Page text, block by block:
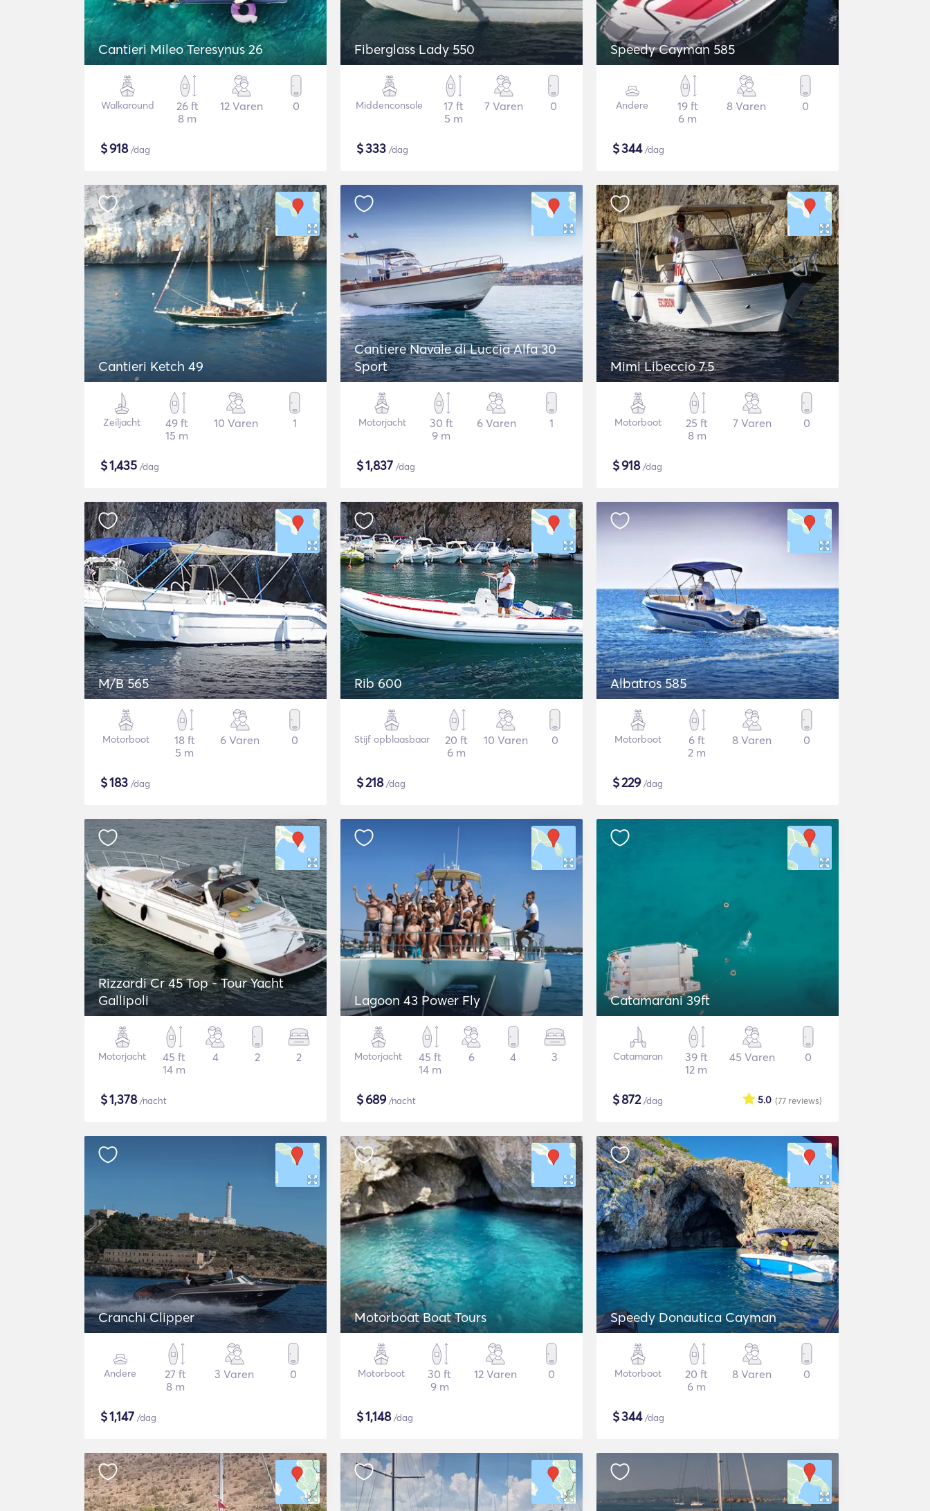
Cantieri Mileo Teresynus 26
Walkaround
26 ft
8 m
12 Varen 0
$918/dag
Fiberglass Lady 550
Middenconsole
17 ft
5 m
7 Varen 0
$333 /dag
Speedy Cayman 585
Andere
19 ft
6 m
8 Varen 0
$344/dag
Cantieri Ketch 49
Zeiljacht
49 ft
15 m
10 Varen 1
$1,435 /dag
Cantiere Navale di Luccia Alfa 30
Sport
Motorjacht
30 ft
9 m
6 Varen 1
$1,837 /dag
Mimi Libeccio 7.5
Motorboot
25 ft
8 m
7 Varen 0
$918/dag
M/B 565
Motorboot
18 ft
5 m
6 Varen 0
$183 /dag
Rib 600
Stijf opblaasbaar
20 ft
6 m
10 Varen 0
$218/dag
Albatros 585
Motorboot
6 ft
2 m
8 Varen 0
$229/dag
Rizzardi Cr 45 Top - Tour Yacht
Gallipoli
Motorjacht
45 ft
14 m
4 2 2
$1,378/nacht
Lagoon 43 Power Fly
Motorjacht
45 ft
14 m
6 4 3
$689/nacht
Catamarani 39ft
Catamaran
39 ft
12 m
45 Varen 0
$872/dag (77 reviews)
5.0
Cranchi Clipper
Andere
27 ft
8 m
3 Varen 0
$1,147 /dag
Motorboat Boat Tours
Motorboot
30 ft
9 m
12 Varen 0
$1,148/dag
Speedy Donautica Cayman
Motorboot
20 ft
6 m
8 Varen 0
$344/dag